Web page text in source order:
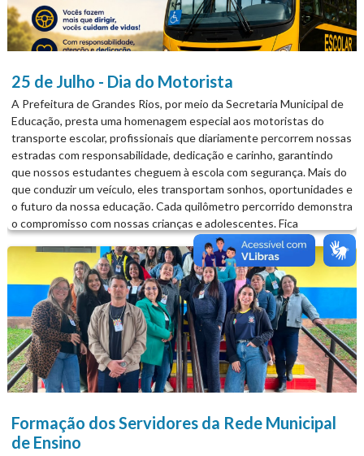
25 de Julho - Dia do Motorista
A Prefeitura de Grandes Rios, por meio da Secretaria Municipal de
Educação, presta uma homenagem especial aos motoristas do
transporte escolar, profissionais que diariamente percorrem nossas
estradas com responsabilidade, dedicação e carinho, garantindo
que nossos estudantes cheguem à escola com segurança. Mais do
que conduzir um veículo, eles transportam sonhos, oportunidades e
o futuro da nossa educação. Cada quilômetro percorrido demonstra
o compromisso com nossas crianças e adolescentes. Fica
registrado o reconhecimento e a gratidão pelo trabalho essencial
que realizam todos os dias. Que nunca lhes faltem prudência, saúde
e proteção em cada viagem. Parabéns a todos os motoristas do
transporte escolar de Grandes Rios!...
Formação dos Servidores da Rede Municipal
de Ensino